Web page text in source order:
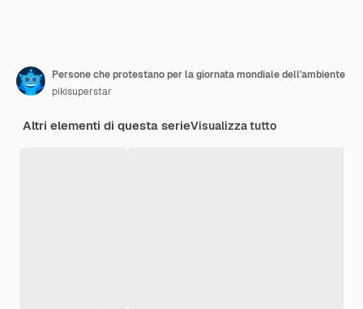
Persone che protestano per la giornata mondiale dell'ambiente
pikisuperstar
Altri elementi di questa serieVisualizza tutto